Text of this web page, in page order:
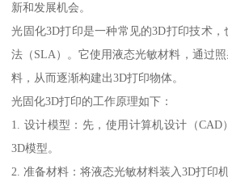
新和发展机会。
光固化3D打印是一种常见的3D打印技术
法（SLA）。它使用液态光敏材料，通过
料，从而逐渐构建出3D打印物体。
光固化3D打印的工作原理如下：
1. 设计模型：先，使用计算机设计（CAD
3D模型。
2. 准备材料：将液态光敏材料装入3D打印